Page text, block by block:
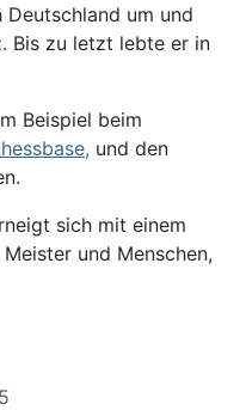
um und
Bis zu letzt lebte er in
Beispiel beim
und den
sich mit einem
und Menschen,